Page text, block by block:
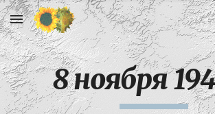
Skip to main content
8 ноября